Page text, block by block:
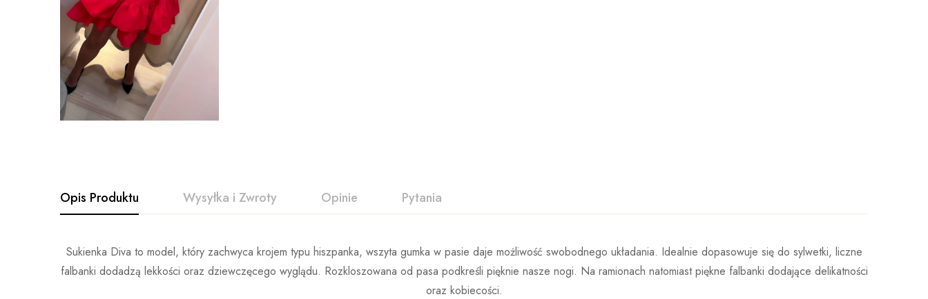
Opis Produktu Wysyłka i Zwroty Opinie Pytania
Sukienka Diva to model, który zachwyca krojem typu hiszpanka, wszyta gumka w pasie daje możliwość swobodnego układania. Idealnie dopasowuje się do sylwetki, liczne
falbanki dodadzą lekkości oraz dziewczęcego wyglądu. Rozkloszowana od pasa podkreśli pięknie nasze nogi. Na ramionach natomiast piękne falbanki dodające delikatności
oraz kobiecości.